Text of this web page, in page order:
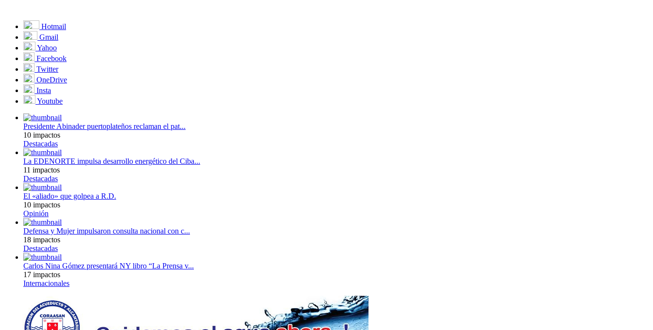
Hotmail
Gmail
Yahoo
Facebook
Twitter
OneDrive
Insta
Youtube
Presidente Abinader puertoplateños reclaman el pat...
10 impactos
Destacadas
La EDENORTE impulsa desarrollo energético del Ciba...
11 impactos
Destacadas
El «aliado» que golpea a R.D.
10 impactos
Opinión
Defensa y Mujer impulsaron consulta nacional con c...
18 impactos
Destacadas
Carlos Nina Gómez presentará NY libro “La Prensa v...
17 impactos
Internacionales